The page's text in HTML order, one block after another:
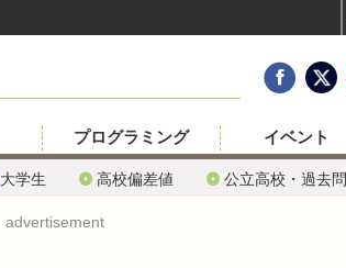
大学生 高校偏差値 公立高校・過去問
プログラミング イベント
advertisement